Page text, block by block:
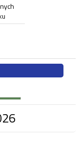
i
do